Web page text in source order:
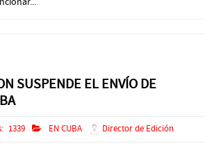
SUSPENDE EL ENVÍO DE
1339 EN CUBA Director de Edición